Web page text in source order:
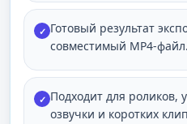
✓ Готовый результат
совместимый MP4-файл.
✓ Подходит для роликов,
озвучки и коротких